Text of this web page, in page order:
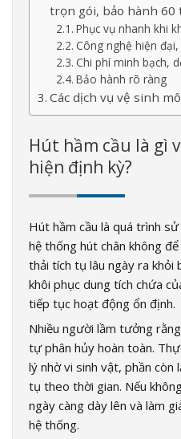
trọn gói, bảo hành 60
Phục vụ nhanh khi
Công nghệ hiện
Chi phí minh bạch,
Bảo hành rõ ràng
Các dịch vụ vệ sinh
Hút hầm cầu là gì
hiện định kỳ?
Hút hầm cầu là quá trình
hệ thống hút chân không
thải tích tụ lâu ngày ra khỏi
khôi phục dung tích chứa
tiếp tục hoạt động ổn định.
Nhiều người lầm tưởng
tự phân hủy hoàn toàn.
lý nhờ vi sinh vật, phần còn
tụ theo thời gian. Nếu
ngày càng dày lên và làm
hệ thống.